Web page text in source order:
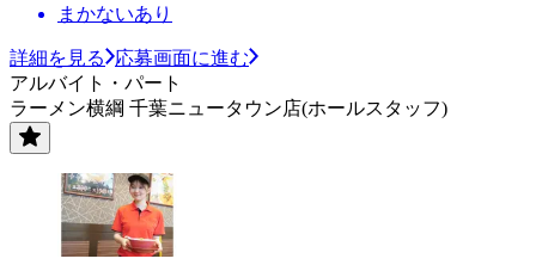
まかないあり
詳細を見る
応募画面に進む
アルバイト・パート
ラーメン横綱 千葉ニュータウン店(ホールスタッフ)